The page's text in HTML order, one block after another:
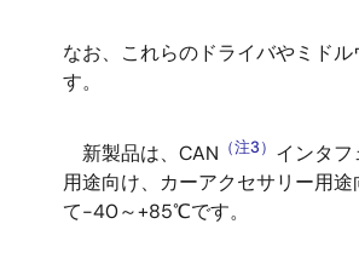
なお、これらのドライバやミド
す。
新製品は、CAN （注3） インタ
用途向け、カーアクセサリー用
て-40～+85℃です。